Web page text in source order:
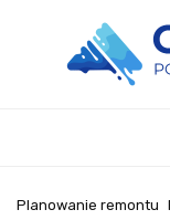
Planowanie remontu